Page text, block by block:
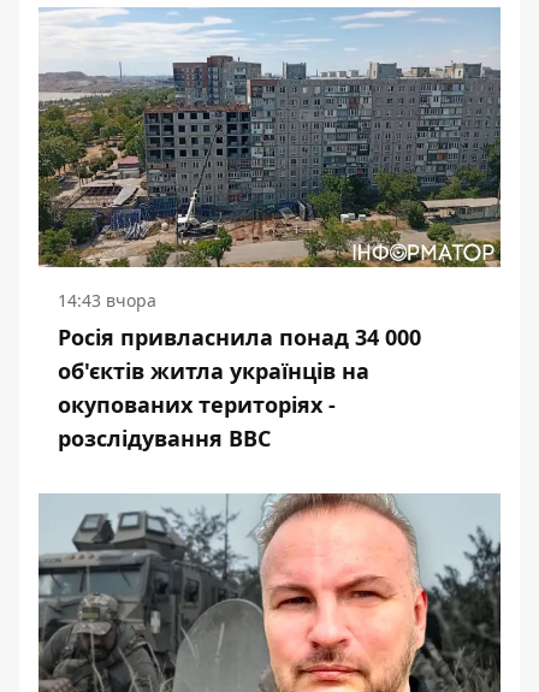
14:43 вчора
Росія привласнила понад 34 000
об'єктів житла українців на
окупованих територіях -
розслідування BBC